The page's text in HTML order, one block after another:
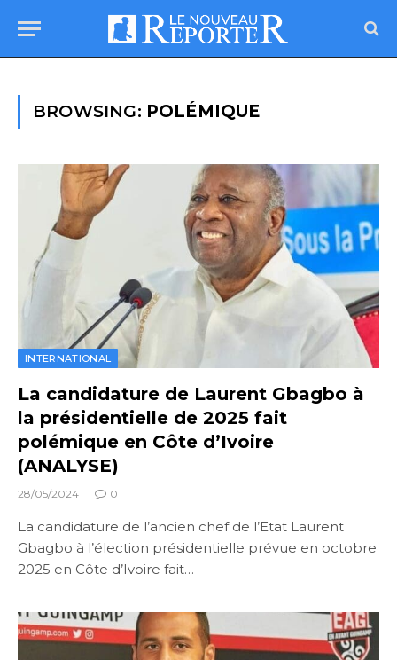
BROWSING: POLÉMIQUE
INTERNATIONAL
La candidature de Laurent Gbagbo à
la présidentielle de 2025 fait
polémique en Côte d’Ivoire
(ANALYSE)
28/05/2024 0
La candidature de l’ancien chef de l’Etat Laurent
Gbagbo à l’élection présidentielle prévue en octobre
2025 en Côte d’Ivoire fait…